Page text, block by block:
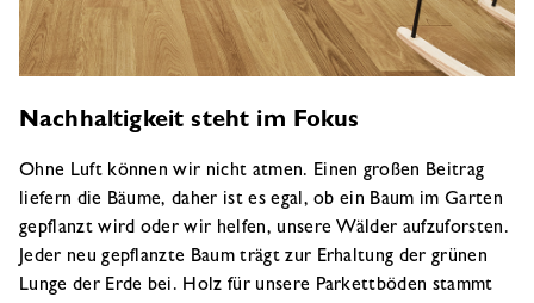
Nachhaltigkeit steht im Fokus
Ohne Luft können wir nicht atmen. Einen großen Beitrag
liefern die Bäume, daher ist es egal, ob ein Baum im Garten
gepflanzt wird oder wir helfen, unsere Wälder aufzuforsten.
Jeder neu gepflanzte Baum trägt zur Erhaltung der grünen
Lunge der Erde bei. Holz für unsere Parkettböden stammt